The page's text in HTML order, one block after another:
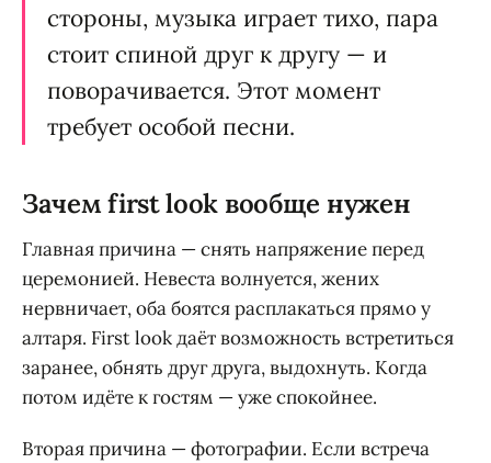
стороны, музыка играет тихо, пара
стоит спиной друг к другу — и
поворачивается. Этот момент
требует особой песни.
Зачем first look вообще нужен
Главная причина — снять напряжение перед
церемонией. Невеста волнуется, жених
нервничает, оба боятся расплакаться прямо у
алтаря. First look даёт возможность встретиться
заранее, обнять друг друга, выдохнуть. Когда
потом идёте к гостям — уже спокойнее.
Вторая причина — фотографии. Если встреча